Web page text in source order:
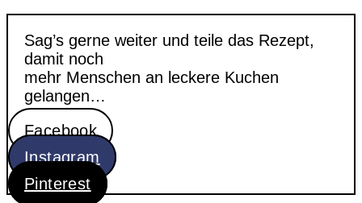
Sag’s gerne weiter und teile das Rezept,
damit noch
mehr Menschen an leckere Kuchen
gelangen…
Facebook
Instagram
Pinterest